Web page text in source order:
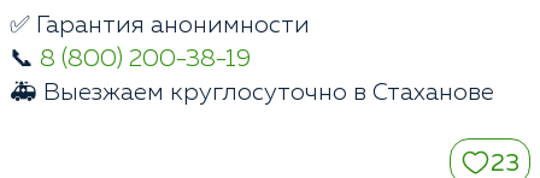
✅ Гарантия анонимности
📞 8 (800) 200-38-19
🚑 Выезжаем круглосуточно в Стаханове
23